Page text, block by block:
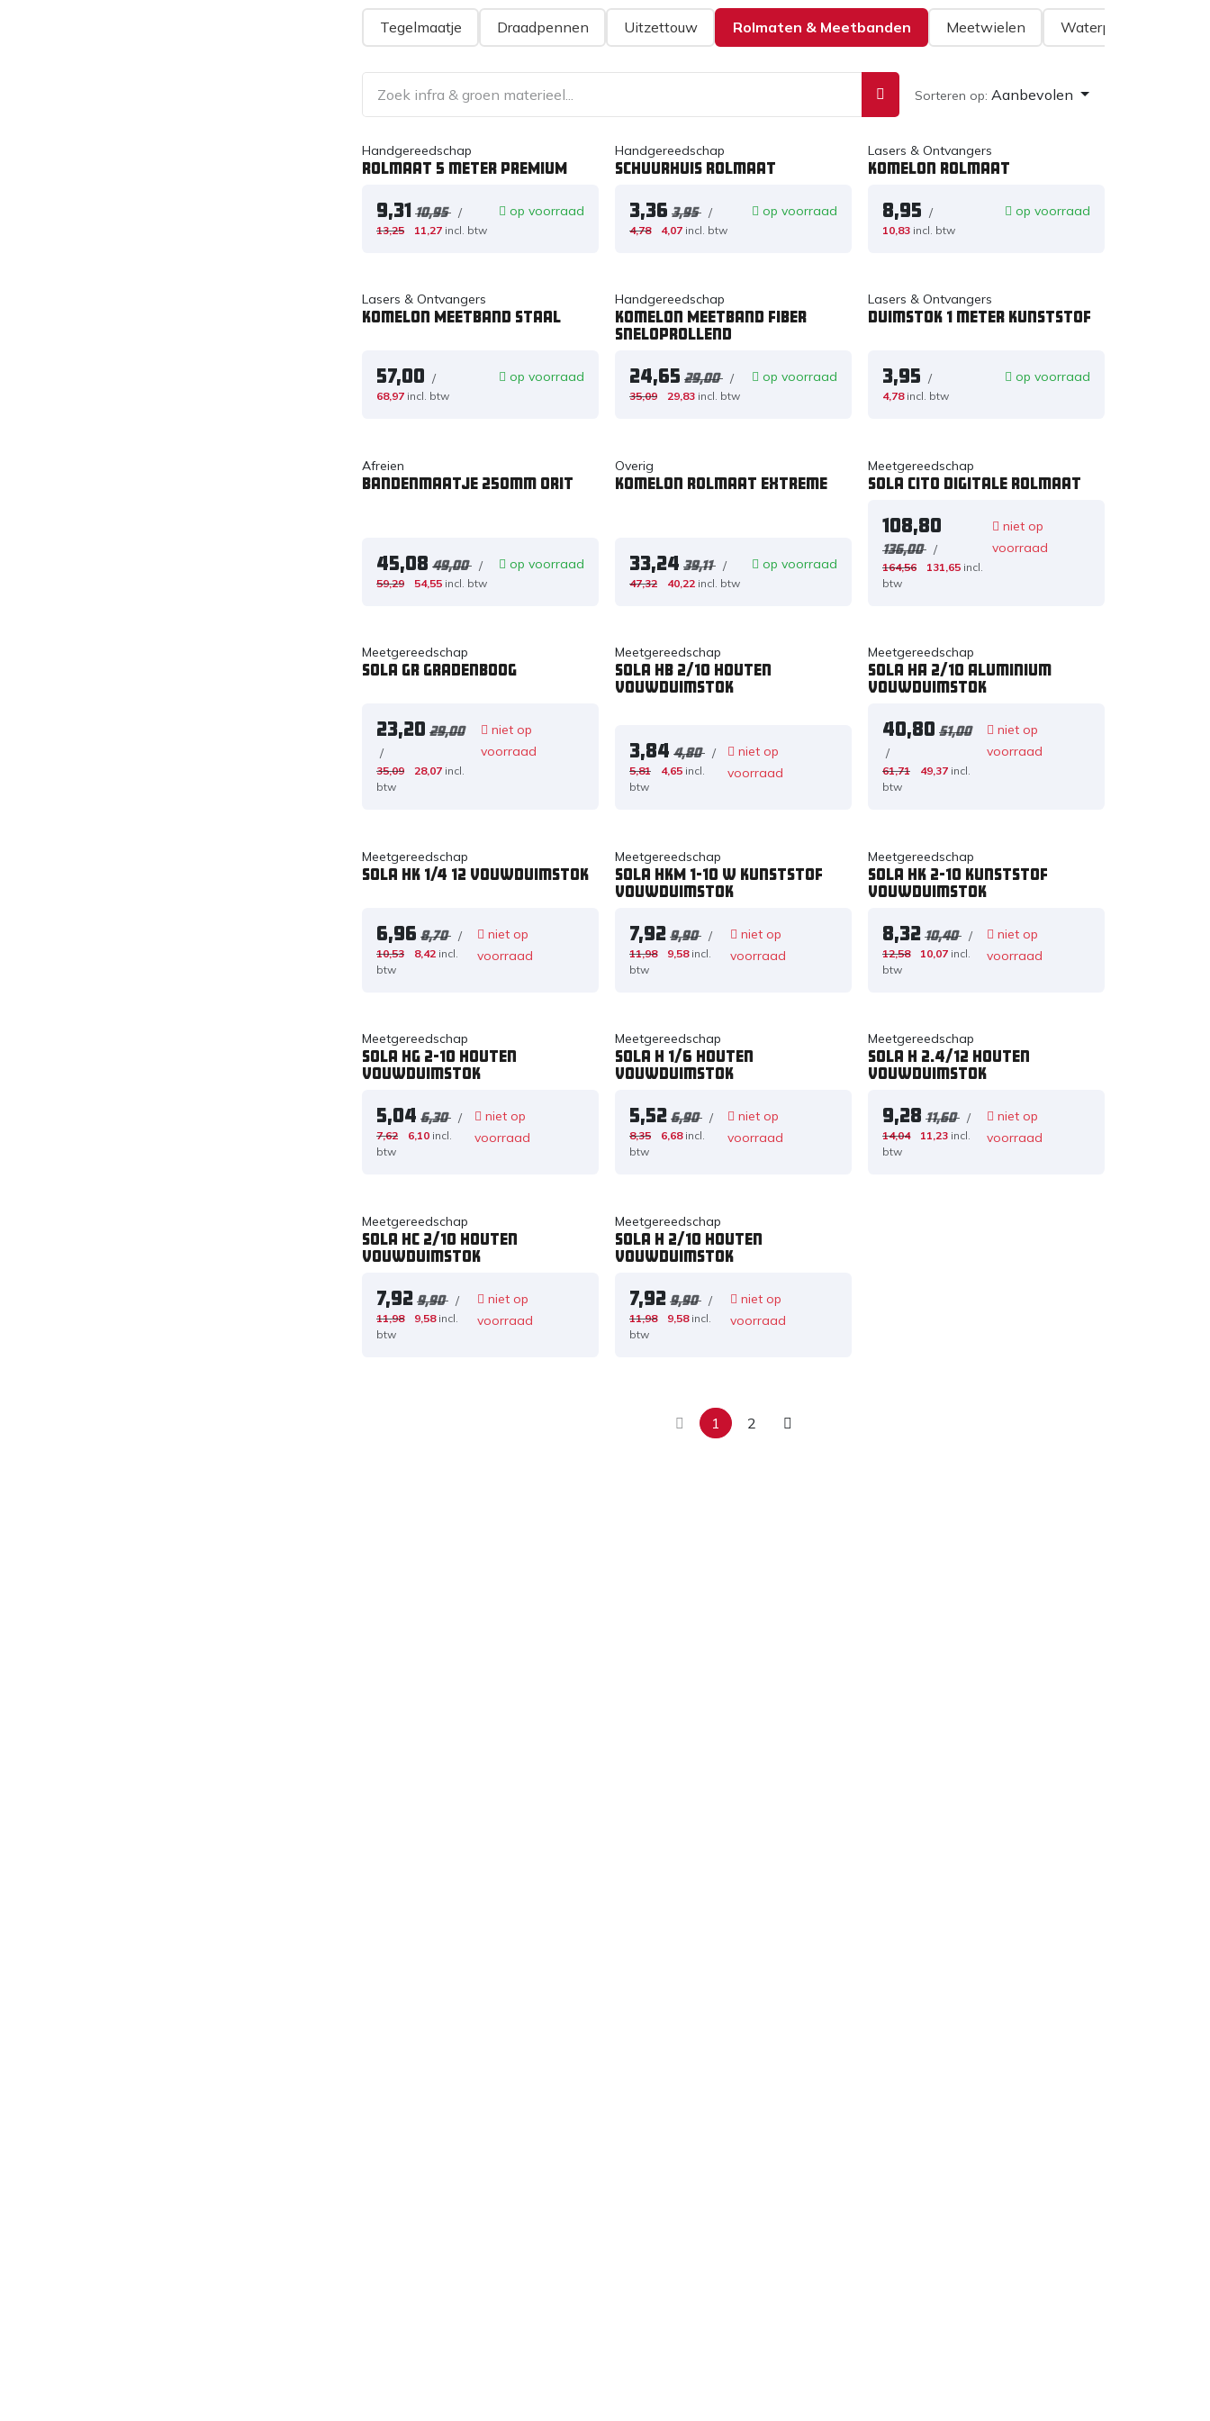
Tegelmaatje Draadpennen Uitzettouw Rolmaten & Meetbanden Meetwielen Waterpassen &
Sorteren op: Aanbevolen
Handgereedschap
Rolmaat 5 meter PREMIUM
9,31 10,95 /
13,25 11,27 incl. btw
op voorraad
Handgereedschap
SCHUURHUIS Rolmaat
3,36 3,95 /
4,78 4,07 incl. btw
op voorraad
Lasers & Ontvangers
Komelon Rolmaat
8,95 /
10,83 incl. btw
op voorraad
Lasers & Ontvangers
Komelon Meetband Staal
57,00 /
68,97 incl. btw
op voorraad
Handgereedschap
Komelon Meetband Fiber
sneloprollend
24,65 29,00 /
35,09 29,83 incl. btw
op voorraad
Lasers & Ontvangers
Duimstok 1 meter kunststof
3,95 /
4,78 incl. btw
op voorraad
Afreien
Bandenmaatje 250mm ORIT
45,08 49,00 /
59,29 54,55 incl. btw
op voorraad
Overig
Komelon Rolmaat Extreme
33,24 39,11 /
47,32 40,22 incl. btw
op voorraad
Meetgereedschap
Sola CITO digitale rolmaat
108,80
136,00 /
164,56 131,65 incl.
btw
niet op
voorraad
Meetgereedschap
Sola GR Gradenboog
23,20 29,00
/
35,09 28,07 incl.
btw
niet op
voorraad
Meetgereedschap
Sola HB 2/10 Houten
Vouwduimstok
3,84 4,80 /
5,81 4,65 incl.
btw
niet op
voorraad
Meetgereedschap
Sola HA 2/10 Aluminium
Vouwduimstok
40,80 51,00
/
61,71 49,37 incl.
btw
niet op
voorraad
Meetgereedschap
Sola HK 1/4 12 Vouwduimstok
6,96 8,70 /
10,53 8,42 incl.
btw
niet op
voorraad
Meetgereedschap
Sola HKM 1-10 W Kunststof
Vouwduimstok
7,92 9,90 /
11,98 9,58 incl.
btw
niet op
voorraad
Meetgereedschap
Sola HK 2-10 Kunststof
Vouwduimstok
8,32 10,40 /
12,58 10,07 incl.
btw
niet op
voorraad
Meetgereedschap
Sola HG 2-10 Houten
Vouwduimstok
5,04 6,30 /
7,62 6,10 incl.
btw
niet op
voorraad
Meetgereedschap
Sola H 1/6 Houten
Vouwduimstok
5,52 6,90 /
8,35 6,68 incl.
btw
niet op
voorraad
Meetgereedschap
Sola H 2.4/12 Houten
Vouwduimstok
9,28 11,60 /
14,04 11,23 incl.
btw
niet op
voorraad
Meetgereedschap
Sola HC 2/10 Houten
Vouwduimstok
7,92 9,90 /
11,98 9,58 incl.
btw
niet op
voorraad
Meetgereedschap
Sola H 2/10 Houten
Vouwduimstok
7,92 9,90 /
11,98 9,58 incl.
btw
niet op
voorraad
1 2